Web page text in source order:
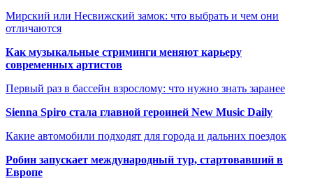
Мирский или Несвижский замок: что выбрать и чем они
отличаются
Как музыкальные стриминги меняют карьеру
современных артистов
Первый раз в бассейн взрослому: что нужно знать заранее
Sienna Spiro стала главной героиней New Music Daily
Какие автомобили подходят для города и дальних поездок
Робин запускает международный тур, стартовавший в
Европе